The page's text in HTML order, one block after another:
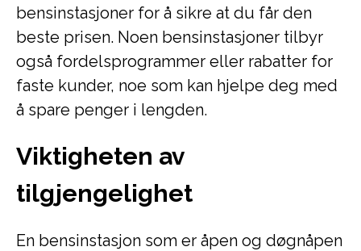
bensinstasjoner for å sikre at du får den
beste prisen. Noen bensinstasjoner tilbyr
også fordelsprogrammer eller rabatter for
faste kunder, noe som kan hjelpe deg med
å spare penger i lengden.
Viktigheten av
tilgjengelighet
En bensinstasjon som er åpen og døgnåpen